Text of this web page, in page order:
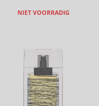
NIET VOORRADIG